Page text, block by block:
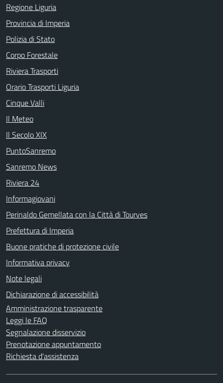
Regione Liguria
Provincia di Imperia
Polizia di Stato
Corpo Forestale
Riviera Trasporti
Orario Trasporti Liguria
Cinque Valli
Il Meteo
Il Secolo XIX
PuntoSanremo
Sanremo News
Riviera 24
Informagiovani
Perinaldo Gemellata con la Città di Tourves
Prefettura di Imperia
Buone pratiche di protezione civile
Informativa privacy
Note legali
Dichiarazione di accessibilità
Amministrazione trasparente
Leggi le FAQ
Segnalazione disservizio
Prenotazione appuntamento
Richiesta d'assistenza